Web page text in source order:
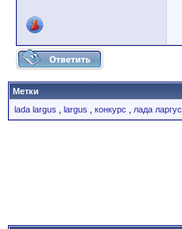
Метки
lada largus
largus конкурс лада ларгус